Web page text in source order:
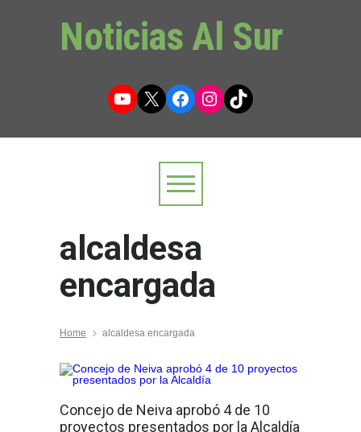
Noticias Al Sur
YouTube
X Facebook
Instagram
TikTok
alcaldesa
encargada
Home alcaldesa encargada
Concejo de Neiva aprobó 4 de 10
proyectos presentados por la Alcaldía